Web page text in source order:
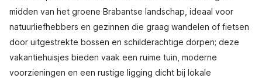
midden van het groene Brabantse landschap, ideaal voor
natuurliefhebbers en gezinnen die graag wandelen of fietsen
door uitgestrekte bossen en schilderachtige dorpen; deze
vakantiehuisjes bieden vaak een ruime tuin, moderne
voorzieningen en een rustige ligging dicht bij lokale